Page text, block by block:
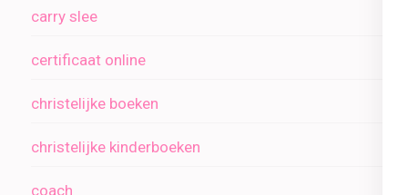
carry slee
certificaat online
christelijke boeken
christelijke kinderboeken
coach